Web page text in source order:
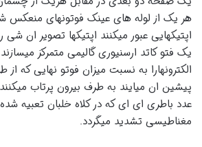
هر یک از لوله های عینک فوتونهای منعکس
اپتیکهایی عبور میکنند اپتیکها تصویر ان
یک فتو کاتد ارسنیوری گالیمی متمرکز
الکترونهارا به نسبت میزان فوتو نهایی
پیشین ان میایند به طرف بیرون پرتاب
عدد باطری ای ای که در کلاه خلبان تعبیه
مغناطیسی تشدید میگردد.